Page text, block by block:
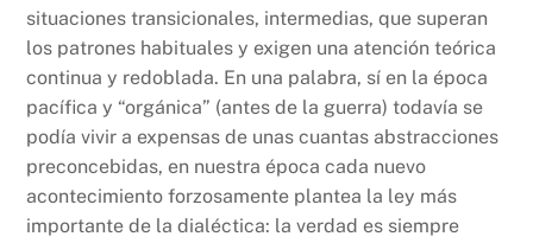
situaciones transicionales, intermedias, que superan
los patrones habituales y exigen una atención teórica
continua y redoblada. En una palabra, sí en la época
pacífica y “orgánica” (antes de la guerra) todavía se
podía vivir a expensas de unas cuantas abstracciones
preconce­bidas, en nuestra época cada nuevo
acontecimiento forzosamente plantea la ley más
importante de la dialéctica: la verdad es siempre